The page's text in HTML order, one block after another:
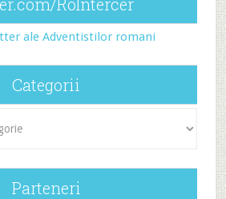
ale Adventistilor romani
Categorii
Parteneri